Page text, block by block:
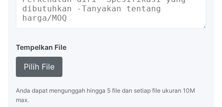
Tempelkan File
Pilih File
Anda dapat mengunggah hingga 5 file dan setiap file ukuran 10M
max.